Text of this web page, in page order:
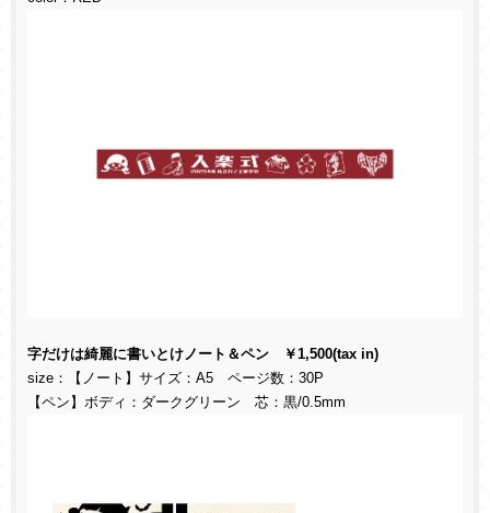
字だけは綺麗に書いとけノート＆ペン ￥1,500(tax in)
size：【ノート】サイズ：A5 ページ数：30P
【ペン】ボディ：ダークグリーン 芯：黒/0.5mm